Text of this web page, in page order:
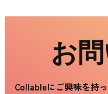
お
Collableにご興味を持